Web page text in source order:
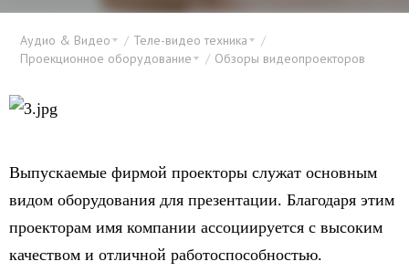
Аудио & Видео
Теле-видео техника
Проекционное оборудование
Обзоры видеопроекторов
Выпускаемые фирмой проекторы служат основным
видом оборудования для презентации. Благодаря этим
проекторам имя компании ассоциируется с высоким
качеством и отличной работоспособностью.